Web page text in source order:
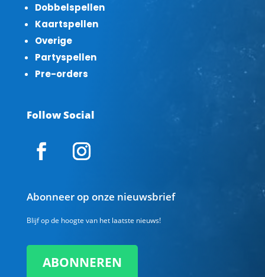
Dobbelspellen
Kaartspellen
Overige
Partyspellen
Pre-orders
Follow Social
Abonneer op onze nieuwsbrief
Blijf op de hoogte van het laatste nieuws!
ABONNEREN